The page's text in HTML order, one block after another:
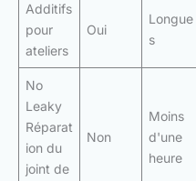
Additifs
pour
ateliers
Oui
Longue
s
No
Leaky
Réparat
ion du
joint de
Non
Moins
d'une
heure